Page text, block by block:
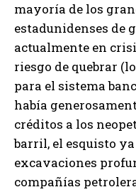
mayoría de los
estadunidenses de
actualmente en
riesgo de quebrar
para el sistema
había
créditos a los
barril, el esquisto
excavaciones
compañías